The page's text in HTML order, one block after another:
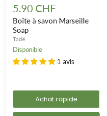
savon
Marseille
Soap
5.90 CHF
Boîte à savon Marseille
Soap
Tadé
Disponible
1 avis
Achat rapide